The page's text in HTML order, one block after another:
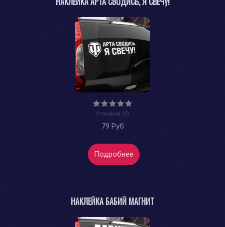
Отзывов (0)
79 Руб
Подробнее
НАКЛЕЙКА БАБИЙ МАГНИТ